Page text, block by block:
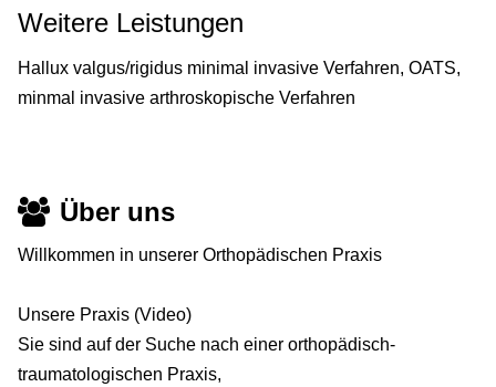
Weitere Leistungen
Hallux valgus/rigidus minimal invasive Verfahren, OATS,
minmal invasive arthroskopische Verfahren
Über uns
Willkommen in unserer Orthopädischen Praxis
Unsere Praxis (Video)
Sie sind auf der Suche nach einer orthopädisch-
traumatologischen Praxis,